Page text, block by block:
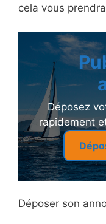
cela vous
Déposez
rapidement
Déposer son